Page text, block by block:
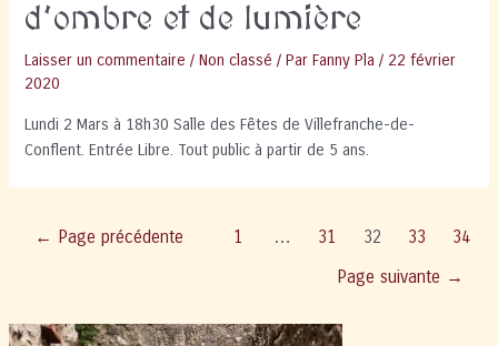
d’ombre et de lumière
Laisser un commentaire /Non classé / ParFanny Pla / 22 février
2020
Lundi 2 Mars à 18h30 Salle des Fêtes de Villefranche-de-
Conflent. Entrée Libre. Tout public à partir de 5 ans.
Pagination
← Page précédente 1 … 31 32 33 34
Page suivante →